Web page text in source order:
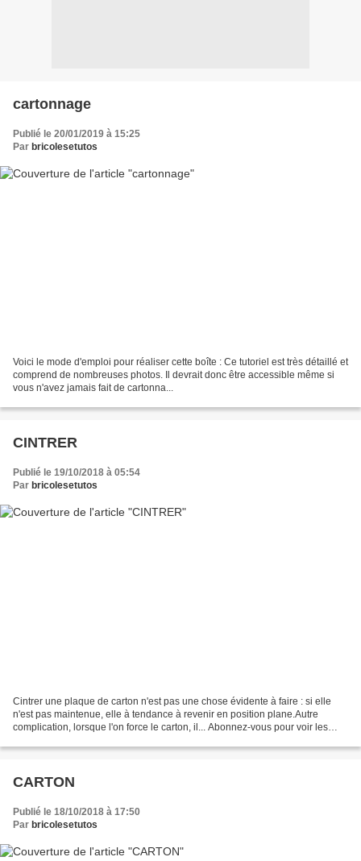
cartonnage
Publié le 20/01/2019 à 15:25
Par bricolesetutos
Voici le mode d'emploi pour réaliser cette boîte : Ce tutoriel est très détaillé et
comprend de nombreuses photos. Il devrait donc être accessible même si
vous n'avez jamais fait de cartonna...
CINTRER
Publié le 19/10/2018 à 05:54
Par bricolesetutos
Cintrer une plaque de carton n'est pas une chose évidente à faire : si elle
n'est pas maintenue, elle à tendance à revenir en position plane.Autre
complication, lorsque l'on force le carton, il... Abonnez-vous pour voir les
CARTON
Publié le 18/10/2018 à 17:50
Par bricolesetutos